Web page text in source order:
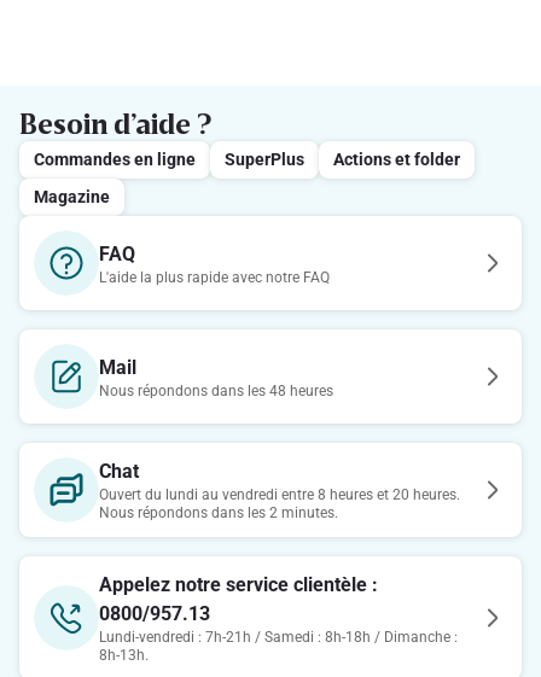
Besoin d’aide ?
Commandes en ligne SuperPlus
Actions et folder
Magazine
FAQ
L'aide la plus rapide avec notre FAQ
Mail
Nous répondons dans les 48 heures
Chat
Ouvert du lundi au vendredi entre 8 heures et 20 heures.
Nous répondons dans les 2 minutes.
Appelez notre service clientèle :
0800/957.13
Lundi-vendredi : 7h-21h / Samedi : 8h-18h / Dimanche :
8h-13h.